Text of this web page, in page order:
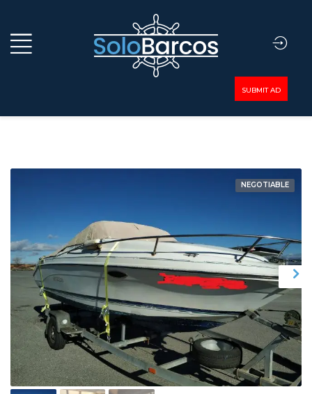
SUBMIT AD
NEGOTIABLE